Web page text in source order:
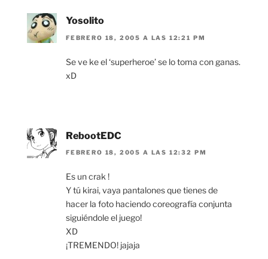
Yosolito
FEBRERO 18, 2005 A LAS 12:21 PM
Se ve ke el ‘superheroe’ se lo toma con ganas.
xD
RebootEDC
FEBRERO 18, 2005 A LAS 12:32 PM
Es un crak !
Y tú kirai, vaya pantalones que tienes de
hacer la foto haciendo coreografía conjunta
siguiéndole el juego!
XD
¡TREMENDO! jajaja